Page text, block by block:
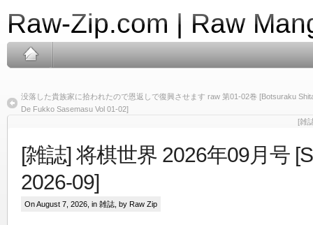
Raw-Zip.com | Raw
没落した貴族家に拾われたので恩返しで復興させます raw 第01-02巻 [Botsuraku
De Fukko Sasemasu Vol 01-02]
[雑
[雑誌] 将棋世界 2026年09月号
2026-09]
On August 7, 2026, in 雑誌 , by Raw Zip